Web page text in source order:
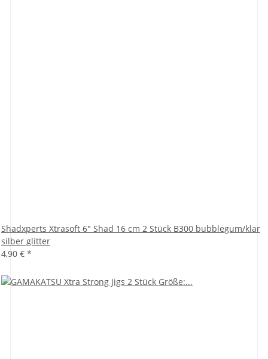
Shadxperts Xtrasoft 6" Shad 16 cm 2 Stück B300 bubblegum/klar
silber glitter
4,90 € *